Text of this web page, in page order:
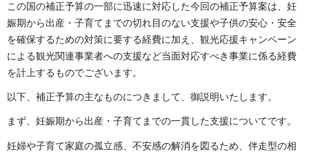
この国の補正予算の一部に迅速に対応した今回の補正予算案は、妊
娠期から出産・子育てまでの切れ目のない支援や子供の安心・安全
を確保するための対策に要する経費に加え、観光応援キャンペーン
による観光関連事業者への支援など当面対応すべき事業に係る経費
を計上するものでございます。
以下、補正予算の主なものにつきまして、御説明いたします。
まず、妊娠期から出産・子育てまでの一貫した支援についてです。
妊婦や子育て家庭の孤立感、不安感の解消を図るため、伴走型の相